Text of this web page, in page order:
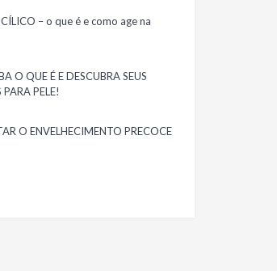
– o que é e como age na
O QUE É E DESCUBRA SEUS
PELE!
O ENVELHECIMENTO PRECOCE